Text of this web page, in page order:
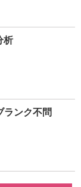
析
ランク不問